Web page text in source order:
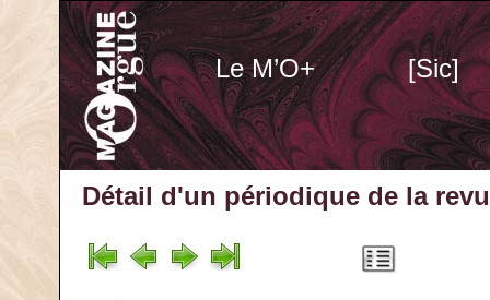
Le M’O+ [Sic]
Détail d'un périodique de la